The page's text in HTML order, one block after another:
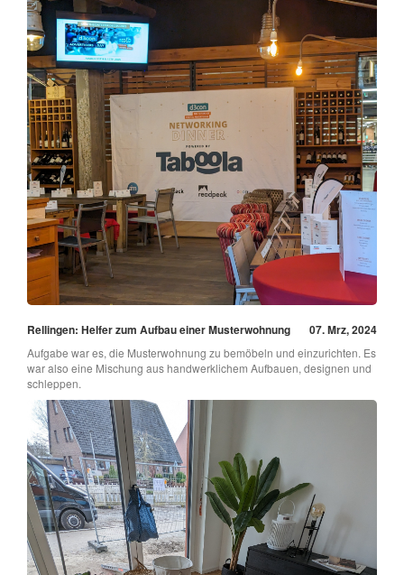
Rellingen: Helfer zum Aufbau einer Musterwohnung 07. Mrz, 2024
Aufgabe war es, die Musterwohnung zu bemöbeln und einzurichten. Es
war also eine Mischung aus handwerklichem Aufbauen, designen und
schleppen.